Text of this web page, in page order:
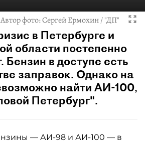
Автор фото:Сергей Ермохин / "ДП"
в Петербурге и
области постепенно
Бензин в доступе есть
заправок. Однако на
найти АИ-100,
Петербург".
— АИ-98 и АИ-100 — в